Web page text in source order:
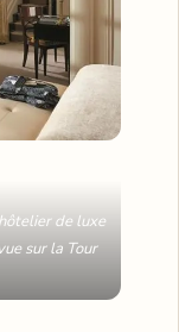
de luxe
sur la Tour